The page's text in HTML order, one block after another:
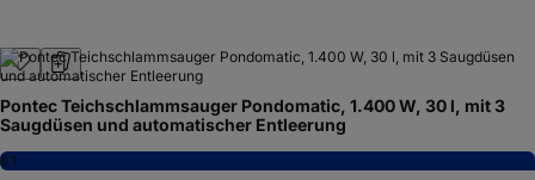
Pontec Teichschlammsauger Pondomatic, 1.400 W, 30 l, mit 3
Saugdüsen und automatischer Entleerung
8,1